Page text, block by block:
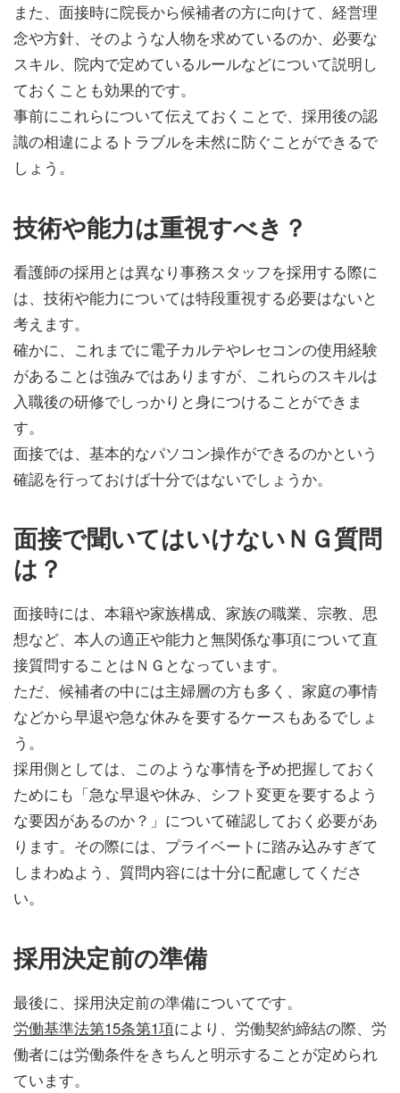
また、面接時に院長から候補者の方に向けて、経営理
念や方針、そのような人物を求めているのか、必要な
スキル、院内で定めているルールなどについて説明し
ておくことも効果的です。
事前にこれらについて伝えておくことで、採用後の認
識の相違によるトラブルを未然に防ぐことができるで
しょう。
技術や能力は重視すべき？
看護師の採用とは異なり事務スタッフを採用する際に
は、技術や能力については特段重視する必要はないと
考えます。
確かに、これまでに電子カルテやレセコンの使用経験
があることは強みではありますが、これらのスキルは
入職後の研修でしっかりと身につけることができま
す。
面接では、基本的なパソコン操作ができるのかという
確認を行っておけば十分ではないでしょうか。
面接で聞いてはいけないＮＧ質問
は？
面接時には、本籍や家族構成、家族の職業、宗教、思
想など、本人の適正や能力と無関係な事項について直
接質問することはＮＧとなっています。
ただ、候補者の中には主婦層の方も多く、家庭の事情
などから早退や急な休みを要するケースもあるでしょ
う。
採用側としては、このような事情を予め把握しておく
ためにも「急な早退や休み、シフト変更を要するよう
な要因があるのか？」について確認しておく必要があ
ります。その際には、プライベートに踏み込みすぎて
しまわぬよう、質問内容には十分に配慮してくださ
い。
採用決定前の準備
最後に、採用決定前の準備についてです。
労働基準法第15条第1項により、労働契約締結の際、労
働者には労働条件をきちんと明示することが定められ
ています。